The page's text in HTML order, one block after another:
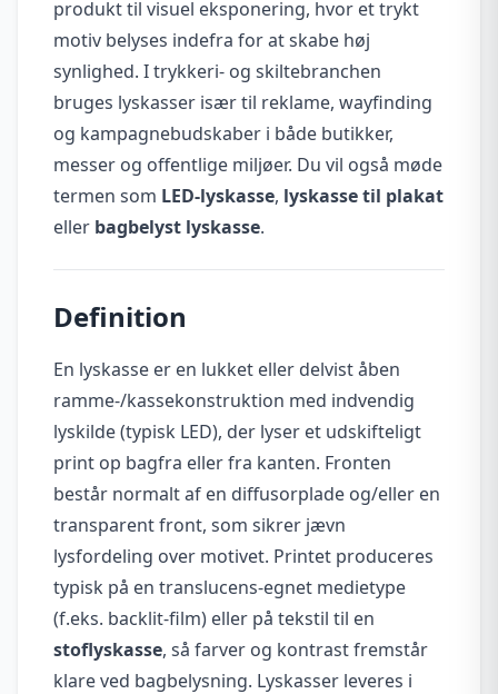
produkt til visuel eksponering, hvor et trykt
motiv belyses indefra for at skabe høj
synlighed. I trykkeri- og skiltebranchen
bruges lyskasser især til reklame, wayfinding
og kampagnebudskaber i både butikker,
messer og offentlige miljøer. Du vil også møde
termen som LED-lyskasse, lyskasse til plakat
eller bagbelyst lyskasse.
Definition
En lyskasse er en lukket eller delvist åben
ramme-/kassekonstruktion med indvendig
lyskilde (typisk LED), der lyser et udskifteligt
print op bagfra eller fra kanten. Fronten
består normalt af en diffusorplade og/eller en
transparent front, som sikrer jævn
lysfordeling over motivet. Printet produceres
typisk på en translucens-egnet medietype
(f.eks. backlit-film) eller på tekstil til en
stoflyskasse, så farver og kontrast fremstår
klare ved bagbelysning. Lyskasser leveres i